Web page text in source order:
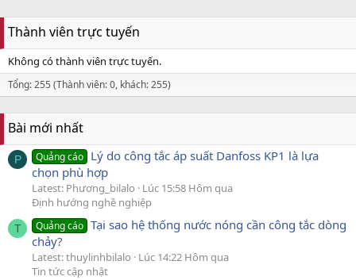
Thành viên trực tuyến
Không có thành viên trực tuyến.
Tổng: 255 (Thành viên: 0, khách: 255)
Bài mới nhất
P Quảng cáo Lý do công tắc áp suất Danfoss KP1 là lựa
chọn phù hợp
Latest: Phương_bilalo
Lúc 15:58 Hôm qua
Định hướng nghề nghiệp
T Quảng cáo Tại sao hệ thống nước nóng cần công tắc dòng
chảy?
Latest: thuylinhbilalo
Lúc 14:22 Hôm qua
Tin tức cập nhật